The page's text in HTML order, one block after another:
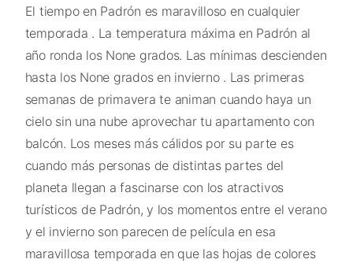
El tiempo en Padrón es maravilloso en cualquier
temporada . La temperatura máxima en Padrón al
año ronda los None grados. Las mínimas descienden
hasta los None grados en invierno . Las primeras
semanas de primavera te animan cuando haya un
cielo sin una nube aprovechar tu apartamento con
balcón. Los meses más cálidos por su parte es
cuando más personas de distintas partes del
planeta llegan a fascinarse con los atractivos
turísticos de Padrón, y los momentos entre el verano
y el invierno son parecen de película en esa
maravillosa temporada en que las hojas de colores